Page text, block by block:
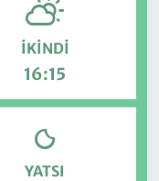
İKINDI
16:15
YATSI